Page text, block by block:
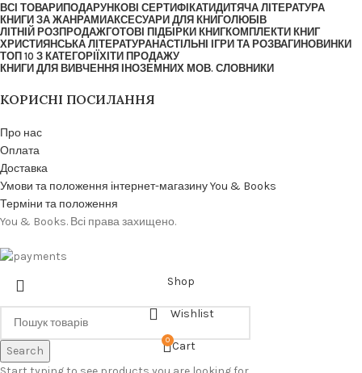
ВСІ ТОВАРИ ПОДАРУНКОВІ СЕРТИФІКАТИДИТЯЧА ЛІТЕРАТУРА
КНИГИ ЗА ЖАНРАМИАКСЕСУАРИ ДЛЯ КНИГОЛЮБІВ
ЛІТНІЙ РОЗПРОДАЖГОТОВІ ПІДБІРКИ КНИГКОМПЛЕКТИ КНИГ
ХРИСТИЯНСЬКА ЛІТЕРАТУРАНАСТІЛЬНІ ІГРИ ТА РОЗВАГИ НОВИНКИ
ТОП 10 З КАТЕГОРІЇ ХІТИ ПРОДАЖУ
КНИГИ ДЛЯ ВИВЧЕННЯ ІНОЗЕМНИХ МОВ. СЛОВНИКИ
КОРИСНІ ПОСИЛАННЯ
Про нас
Оплата
Доставка
Умови та положення інтернет-магазину You & Books
Терміни та положення
You & Books. Всі права захищено.
Search
Shop
Wishlist
0 Cart